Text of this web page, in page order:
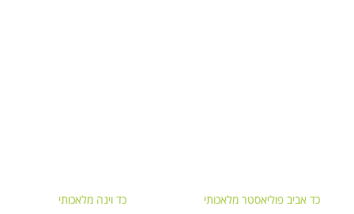
כד אביב פוליאסטר מלאכותי כד וינה מלאכותי